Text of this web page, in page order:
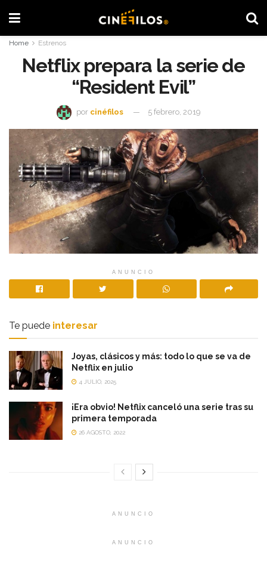
Home Estrenos
Netflix prepara la serie de
“Resident Evil”
por cinéfilos 5 febrero, 2019
ANUNCIO
Te puede interesar
Joyas, clásicos y más: todo lo que se va de
Netflix en julio
4 JULIO, 2025
¡Era obvio! Netflix canceló una serie tras su
primera temporada
26 AGOSTO, 2022
ANUNCIO
ANUNCIO